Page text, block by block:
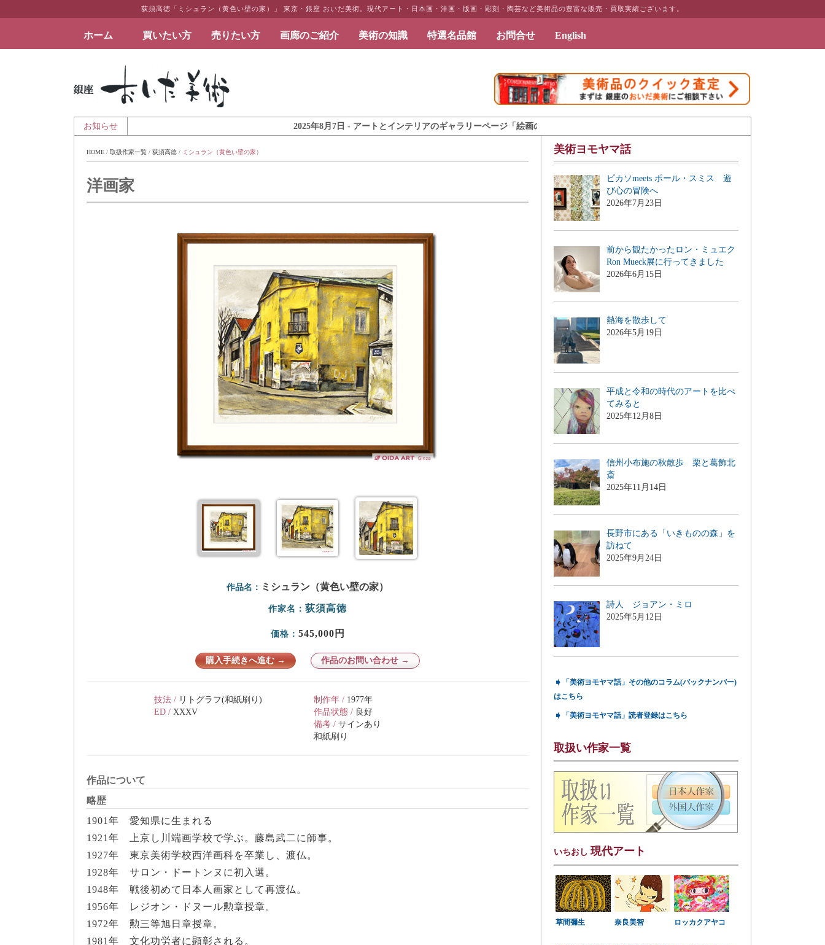
荻須高徳「ミシュラン（黄色い壁の家）」 東京・銀座 おいだ美術。現代アート・日本画・洋画・版画・彫刻・陶芸など美術品の豊富な販売・買取実績ございます。
ホーム 買いたい方 売りたい方 画廊のご紹介 美術の知識 特選名品館 お問合せ English
絵画など美術品の販売と買取 | 東京・銀座 おいだ美術
お知らせ
2025年8月7日 - アートとインテリアのギャラリーページ「絵画のある暮らしを」を公開致しました
HOME / 取扱作家一覧 / 荻須高徳 / ミシュラン（黄色い壁の家）
洋画家
作品名： ミシュラン（黄色い壁の家）
作家名： 荻須高徳
価格： 545,000円
購入手続きへ進む → 作品のお問い合わせ →
技法 / リトグラフ(和紙刷り)
ED / XXXV
制作年 / 1977年
作品状態 / 良好
備考 / サインあり
和紙刷り
作品について
略歴
1901年 愛知県に生まれる
1921年 上京し川端画学校で学ぶ。藤島武二に師事。
1927年 東京美術学校西洋画科を卒業し、渡仏。
1928年 サロン・ドートンヌに初入選。
1948年 戦後初めて日本人画家として再渡仏。
1956年 レジオン・ドヌール勲章授章。
1972年 勲三等旭日章授章。
1981年 文化功労者に顕彰される。
美術ヨモヤマ話
ピカソmeets ポール・スミス 遊
び心の冒険へ
2026年7月23日
前から観たかったロン・ミュエク
Ron Mueck展に行ってきました
2026年6月15日
熱海を散歩して
2026年5月19日
平成と令和の時代のアートを比べ
てみると
2025年12月8日
信州小布施の秋散歩 栗と葛飾北
斎
2025年11月14日
長野市にある「いきものの森」を
訪ねて
2025年9月24日
詩人 ジョアン・ミロ
2025年5月12日
➧
「美術ヨモヤマ話」その他のコラム(バックナンバー)
はこちら
➧ 「美術ヨモヤマ話」読者登録はこちら
取扱い作家一覧
いちおし 現代アート
草間彌生 奈良美智 ロッカクアヤコ